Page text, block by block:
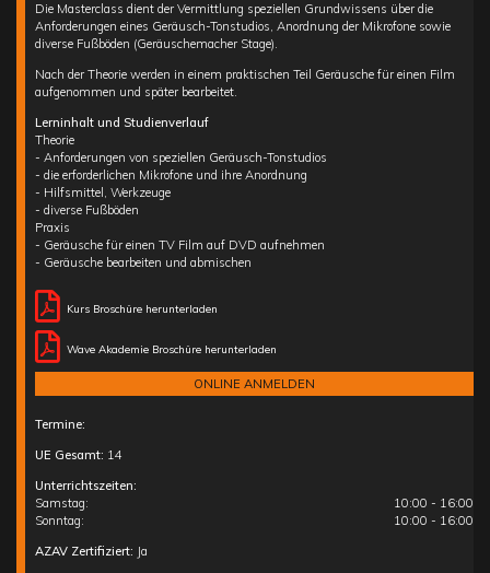
Die Masterclass dient der Vermittlung speziellen Grundwissens über die
Anforderungen eines Geräusch-Tonstudios, Anordnung der Mikrofone sowie
diverse Fußböden (Geräuschemacher Stage).
Nach der Theorie werden in einem praktischen Teil Geräusche für einen Film
aufgenommen und später bearbeitet.
Lerninhalt und Studienverlauf
Theorie
- Anforderungen von speziellen Geräusch-Tonstudios
- die erforderlichen Mikrofone und ihre Anordnung
- Hilfsmittel, Werkzeuge
- diverse Fußböden
Praxis
- Geräusche für einen TV Film auf DVD aufnehmen
- Geräusche bearbeiten und abmischen
Kurs Broschüre herunterladen
Wave Akademie Broschüre herunterladen
ONLINE ANMELDEN
Termine:
UE Gesamt: 14
Unterrichtszeiten:
Samstag:
10:00 - 16:00
Sonntag:
10:00 - 16:00
AZAV Zertifiziert: Ja